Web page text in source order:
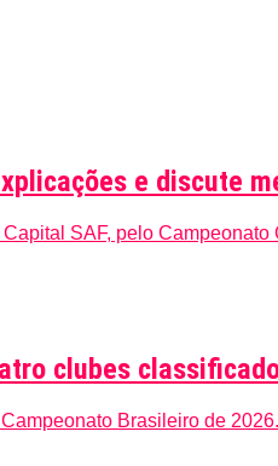
e discute
SAF, pelo
clubes
Brasileiro de